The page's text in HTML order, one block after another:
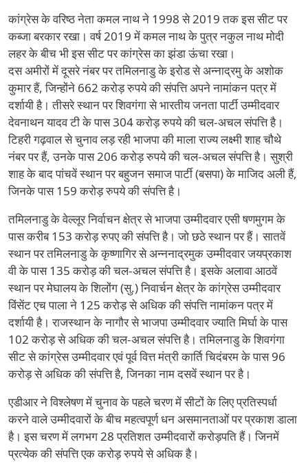
कांग्रेस के वरिष्ठ नेता कमल नाथ ने 1998 से 2019 तक इस सीट पर
कब्जा बरकार रखा। वर्ष 2019 में कमल नाथ के पुत्र नकुल नाथ मोदी
लहर के बीच भी इस सीट पर कांग्रेस का झंडा ऊंचा रखा।
दस अमीरों में दूसरे नंबर पर तमिलनाडु के इरोड से अन्नाद्रमु के अशोक
कुमार हैं, जिन्होंने 662 करोड़ रुपये की संपत्ति अपने नामांकन पत्र में
दर्शायी है। तीसरे स्थान पर शिवगंगा से भारतीय जनता पार्टी उम्मीदवार
देवनाथन यादव टी के पास 304 करोड़ रुपये की चल-अचल संपत्ति है।
टिहरी गढ़वाल से चुनाव लड़ रही भाजपा की माला राज्य लक्ष्मी शाह चौथे
नंबर पर हैं, उनके पास 206 करोड़ रुपये की चल-अचल संपत्ति है। सुश्री
शाह के बाद पांचवें स्थान पर बहुजन समाज पार्टी (बसपा) के माजिद अली हैं,
जिनके पास 159 करोड़ रुपये की संपत्ति है।
तमिलनाडु के वेल्लूर निर्वाचन क्षेत्र से भाजपा उम्मीदवार एसी षणमुगम के
पास करीब 153 करोड़ रुपए की संपत्ति है। जो छठे स्थान पर हैं। सातवें
स्थान पर तमिलनाडु के कृष्णागिर से अन्ननाद्रमुक उम्मीदवार जयप्रकाश
वी के पास 135 करोड़ की चल-अचल संपत्ति है। इसके अलावा आठवें
स्थान पर मेघालय के शिलोंग (सु.) निवार्चन क्षेत्र के कांग्रेस उम्मीदवार
विंसेंट एच पाला ने 125 करोड़ से अधिक की संपत्ति नामांकन पत्र में
दर्शायी है। राजस्थान के नागौर से भाजपा उम्मीदवार ज्याति मिर्घा के पास
102 करोड़ से अधिक की चल-अचल संपत्ति है। तमिलनाडु के शिवगंगा
सीट से कांग्रेस उम्मीदवार एवं पूर्व वित्त मंत्री कार्ति चिदंबरम के पास 96
करोड़ से अधिक की संपत्ति है, जिनका नाम दसवें स्थान पर है।
एडीआर ने विश्लेषण में चुनाव के पहले चरण में सीटों के लिए प्रतिस्पर्धा
करने वाले उम्मीदवारों के बीच महत्वपूर्ण धन असमानताओं पर प्रकाश डाला
है। इस चरण में लगभग 28 प्रतिशत उम्मीदवारों करोड़पति हैं। जिनमें
प्रत्येक की संपत्ति एक करोड़ रुपये से अधिक है।